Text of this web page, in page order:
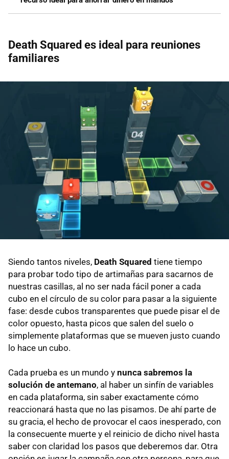
Death Squared es ideal para reuniones
familiares
Siendo tantos niveles, Death Squared tiene tiempo
para probar todo tipo de artimañas para sacarnos de
nuestras casillas, al no ser nada fácil poner a cada
cubo en el círculo de su color para pasar a la siguiente
fase: desde cubos transparentes que puede pisar el de
color opuesto, hasta picos que salen del suelo o
simplemente plataformas que se mueven justo cuando
lo hace un cubo.
Cada prueba es un mundo y nunca sabremos la
solución de antemano, al haber un sinfín de variables
en cada plataforma, sin saber exactamente cómo
reaccionará hasta que no las pisamos. De ahí parte de
su gracia, el hecho de provocar el caos inesperado, con
la consecuente muerte y el reinicio de dicho nivel hasta
saber con claridad los pasos que deberemos dar. Otra